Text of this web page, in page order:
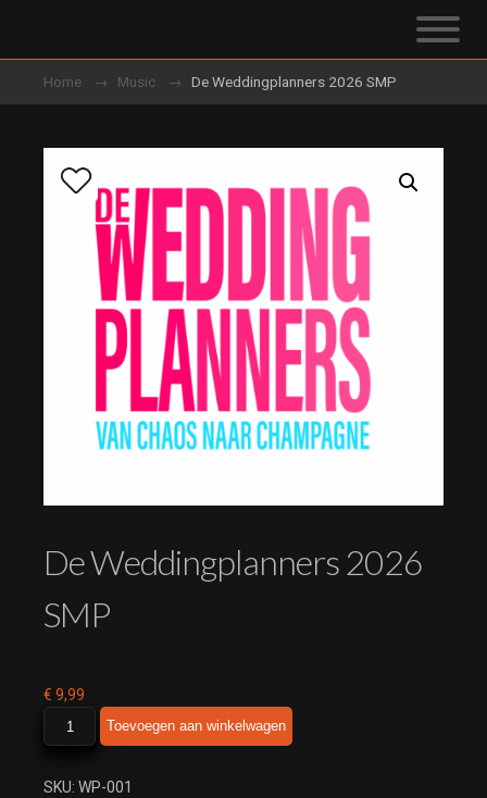
Home Music De Weddingplanners 2026 SMP
De Weddingplanners 2026
SMP
€ 9,99
Weddingplanners
SMP
Toevoegen aan winkelwagen
SKU: WP-001